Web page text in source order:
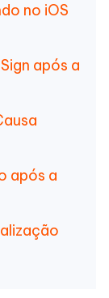
no iOS
após a
após a